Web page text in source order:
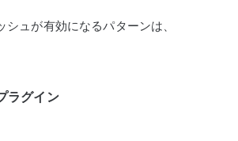
ュが有効になるパターンは、
ラグイン